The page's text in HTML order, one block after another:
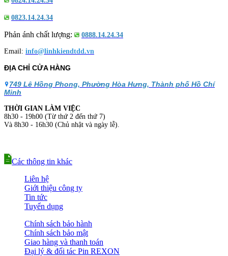
0823.14.24.34
Phản ánh chất lượng: 0888.14.24.34
Email: info@linhkiendtdd.vn
ĐỊA CHỈ CỬA HÀNG
749 Lê Hồng Phong, Phường Hòa Hưng, Thành phố Hồ Chí
Minh
THỜI GIAN LÀM VIỆC
8h30 - 19h00 (Từ thứ 2 đến thứ 7)
Và 8h30 - 16h30 (Chủ nhật và ngày lễ).
Các thông tin khác
Liên hệ
Giới thiệu công ty
Tin tức
Tuyển dụng
Chính sách bảo hành
Chính sách bảo mật
Giao hàng và thanh toán
Đại lý & đối tác Pin REXON